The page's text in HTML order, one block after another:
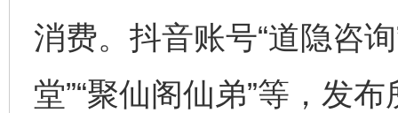
消费。抖音账号“道隐咨
堂”“聚仙阁仙弟”等，发